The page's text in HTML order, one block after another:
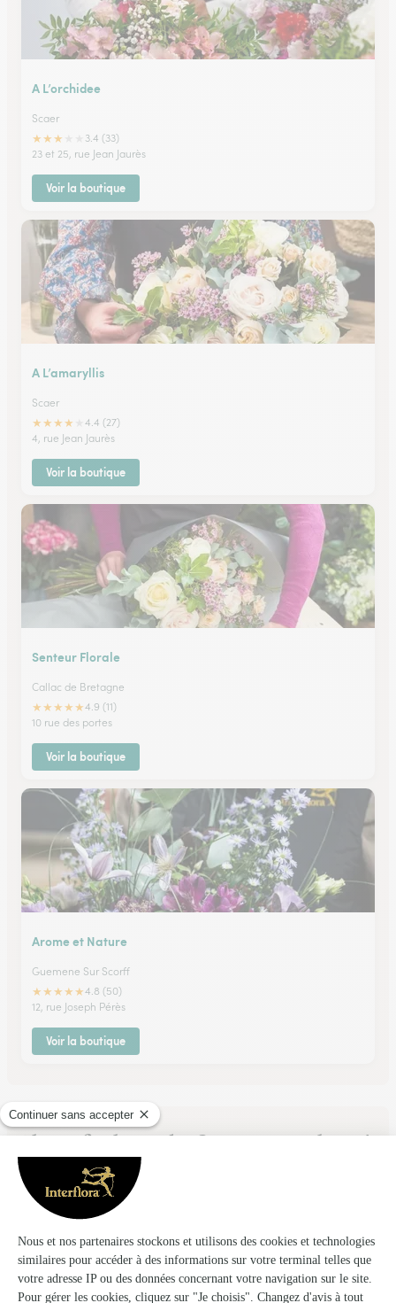
A L’orchidee
Scaer
★★★
3.4 (33)
23 et 25, rue Jean Jaurès
Voir la boutique
A L’amaryllis
Scaer
★★★★
4.4 (27)
4, rue Jean Jaurès
Voir la boutique
Senteur Florale
Callac de Bretagne
★★★★★4.9 (11)
10 rue des portes
Voir la boutique
Arome et Nature
Guemene Sur Scorff
★★★★★4.8 (50)
12, rue Joseph Pérès
Voir la boutique
Ils ont fait livrer des fleurs ou une plante à
★ ★ ★ ★ ★
Nom d'un p'tit bouquet de fleurs!!
Fleurs coupées, bouquets de saison etc...